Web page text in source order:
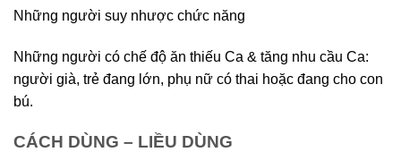
Những người suy nhược chức năng
Những người có chế độ ăn thiếu Ca & tăng nhu cầu Ca:
người già, trẻ đang lớn, phụ nữ có thai hoặc đang cho con
bú.
CÁCH DÙNG – LIỀU DÙNG